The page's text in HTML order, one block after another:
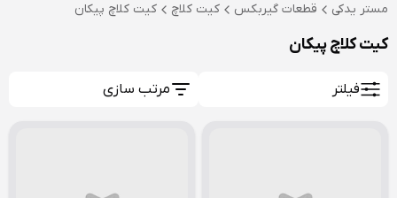
مستر یدکی قطعات گیربکس کیت کلاچ کیت کلاچ پیکان
کیت کلاچ پیکان
فیلتر مرتب سازی